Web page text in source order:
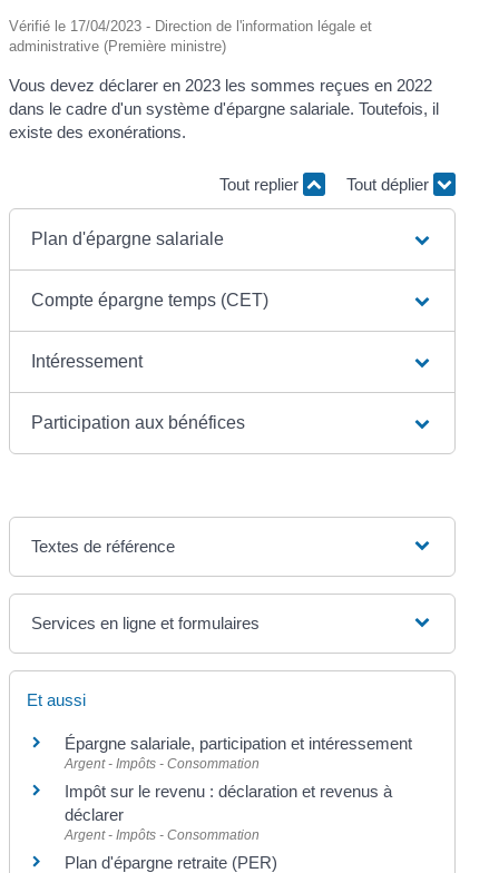
Vérifié le 17/04/2023 - Direction de l'information légale et
administrative (Première ministre)
Vous devez déclarer en 2023 les sommes reçues en 2022
dans le cadre d'un système d'épargne salariale. Toutefois, il
existe des exonérations.
Tout replier Tout déplier
Plan d'épargne salariale
Compte épargne temps (CET)
Intéressement
Participation aux bénéfices
Textes de référence
Services en ligne et formulaires
Et aussi
Épargne salariale, participation et intéressement
Argent - Impôts - Consommation
Impôt sur le revenu : déclaration et revenus à
déclarer
Argent - Impôts - Consommation
Plan d'épargne retraite (PER)